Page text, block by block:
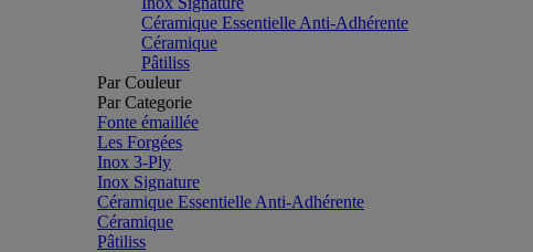
Céramique Essentielle Anti-Adhérente
Céramique
Pâtiliss
Par Couleur
Par Categorie
Fonte émaillée
Les Forgées
Inox 3-Ply
Inox Signature
Céramique Essentielle Anti-Adhérente
Céramique
Pâtiliss